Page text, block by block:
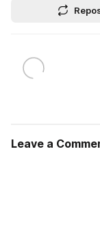
Leave a